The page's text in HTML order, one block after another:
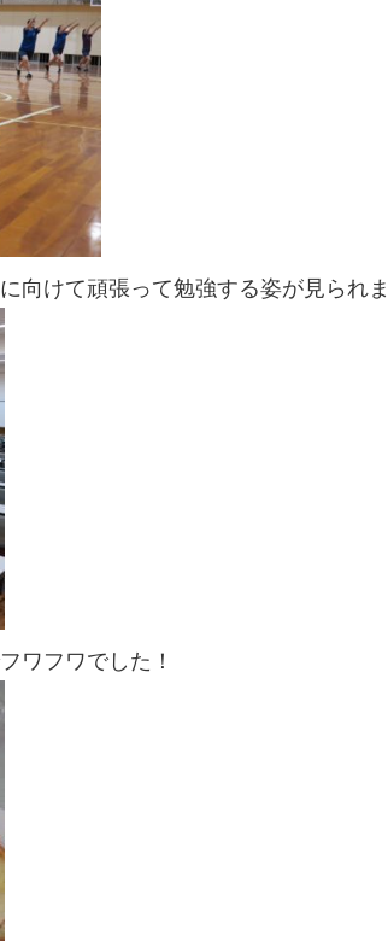
向けて頑張って勉強する姿が見られま
ワフワでした！